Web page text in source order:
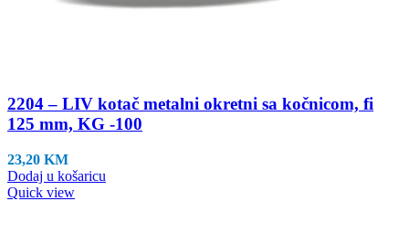
2204 – LIV kotač metalni okretni sa kočnicom, fi
125 mm, KG -100
23,20 KM
Dodaj u košaricu
Quick view